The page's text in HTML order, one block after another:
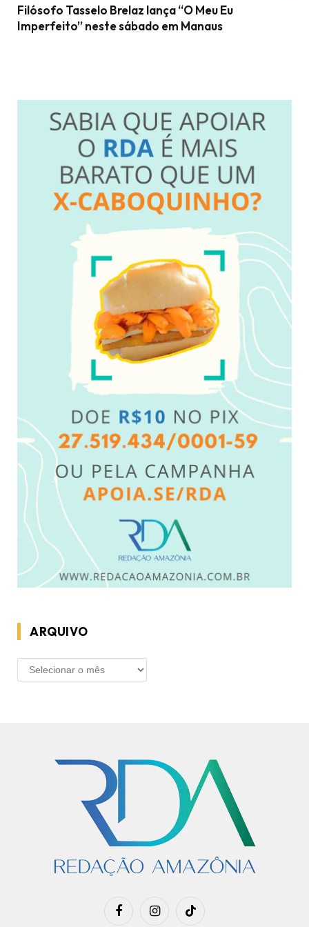
Filósofo Tasselo Brelaz lança “O Meu Eu
Imperfeito” neste sábado em Manaus
ARQUIVO
ARQUIVO
FacebookInstagramTikTok